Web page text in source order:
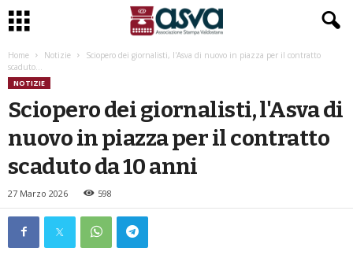
Home Notizie
Sciopero dei giornalisti, l'Asva di nuovo in piazza per il contratto
scaduto...
NOTIZIE
Sciopero dei giornalisti, l'Asva di
nuovo in piazza per il contratto
scaduto da 10 anni
27 Marzo 2026 598